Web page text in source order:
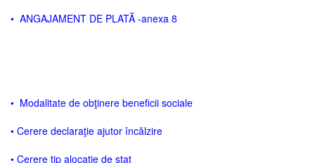
• ANGAJAMENT DE PLATĂ -anexa 8
• Modalitate de obţinere beneficii sociale
• Cerere declaraţie ajutor încălzire
• Cerere tip alocaţie de stat